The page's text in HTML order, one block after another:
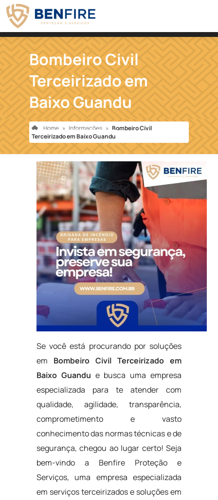
Bombeiro Civil
Terceirizado em
Baixo Guandu
Home » Informações » Bombeiro Civil
Terceirizado em Baixo Guandu
Se você está procurando por soluções
em Bombeiro Civil Terceirizado em
Baixo Guandu e busca uma empresa
especializada para te atender com
qualidade, agilidade, transparência,
comprometimento e vasto
conhecimento das normas técnicas e de
segurança, chegou ao lugar certo! Seja
bem-vindo a Benfire Proteção e
Serviços, uma empresa especializada
em serviços terceirizados e soluções em